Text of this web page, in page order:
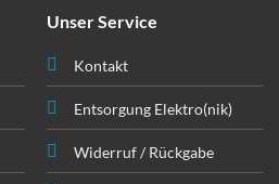
Unser Service
Kontakt
Entsorgung Elektro(nik)
Widerruf / Rückgabe